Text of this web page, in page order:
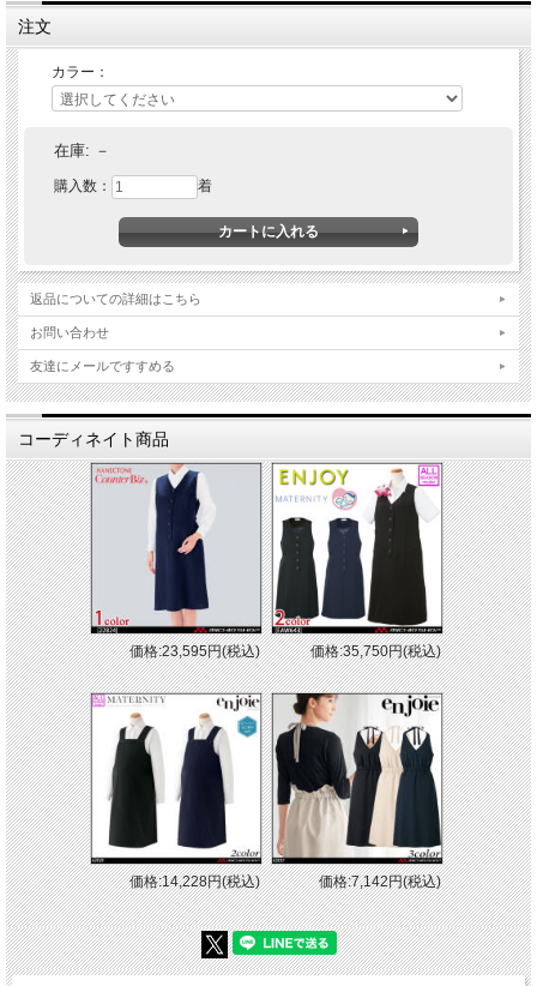
注文
カラー：
在庫: －
購入数： 着
返品についての詳細はこちら
お問い合わせ
友達にメールですすめる
コーディネイト商品
価格:23,595円(税込) 価格:35,750円(税込)
価格:14,228円(税込) 価格:7,142円(税込)